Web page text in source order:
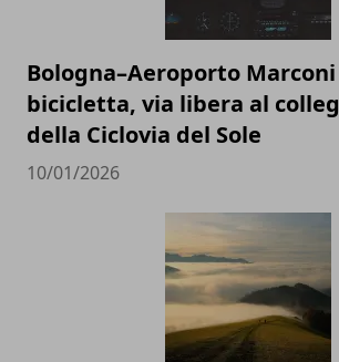
Bologna–Aeroporto
bicicletta, via libera al
della Ciclovia del Sole
10/01/2026